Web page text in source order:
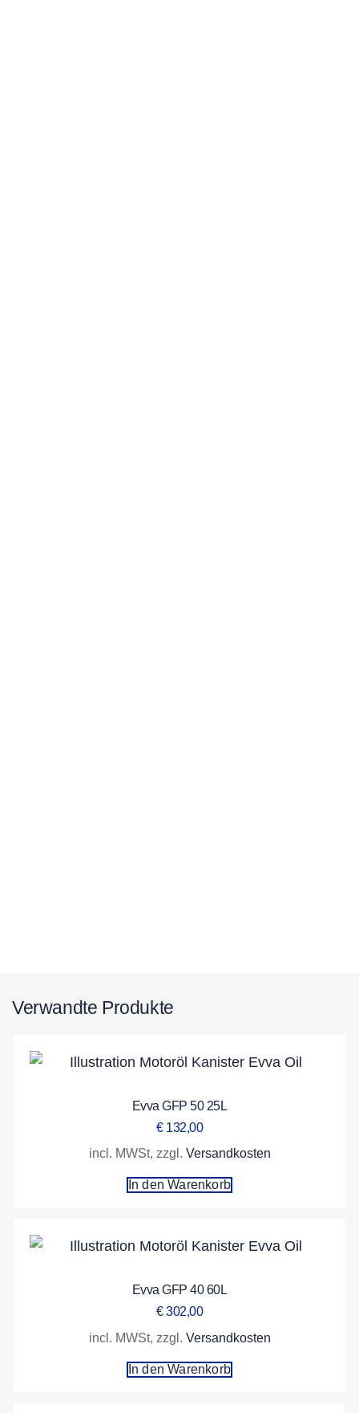
Verwandte Produkte
Evva GFP 50 25L
€132,00
incl. MWSt, zzgl. Versandkosten
In den Warenkorb
Evva GFP 40 60L
€302,00
incl. MWSt, zzgl. Versandkosten
In den Warenkorb